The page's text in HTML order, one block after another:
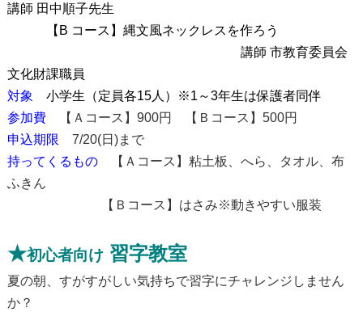
講師 田中順子先生
【B コース】縄文風ネックレスを作ろう
講師 市教育委員会
文化財課職員
対象
小学生（定員各15人）※1～3年生は保護者同伴
参加費【Ａコース】900円 【Ｂコース】500円
申込期限 7/20(日)まで
持ってくるもの【Ａコース】粘土板、へら、タオル、布
ふきん
【Ｂコース】はさみ※動きやすい服装
★初心者向け習字教室
夏の朝、すがすがしい気持ちで習字にチャレンジしません
か？